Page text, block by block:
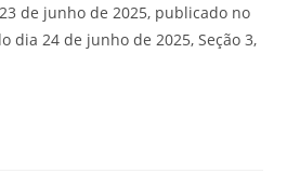
de junho de 2025, publicado no
dia 24 de junho de 2025, Seção 3,